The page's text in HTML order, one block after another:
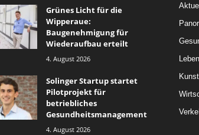
Grünes Licht für die
Wipperaue:
Baugenehmigung für
Wiederaufbau erteilt
4. August 2026
Solinger Startup startet
Pilotprojekt für
betriebliches
Gesundheitsmanagement
4. August 2026